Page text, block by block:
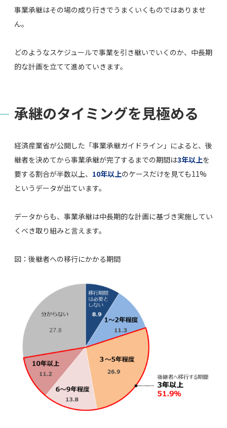
事業承継はその場の成り行きでうまくいくものではありませ
ん。
どのようなスケジュールで事業を引き継いでいくのか、中長期
的な計画を立てて進めていきます。
承継のタイミングを見極める
経済産業省が公開した「事業承継ガイドライン」によると、後
継者を決めてから事業承継が完了するまでの期間は3年以上を
要する割合が半数以上、 10年以上のケースだけを見ても11%
というデータが出ています。
データからも、事業承継は中長期的な計画に基づき実施してい
くべき取り組みと言えます。
図：後継者への移行にかかる期間